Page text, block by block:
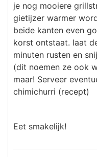
je nog mooiere
gietijzer warmer
beide kanten even
korst ontstaat. laat
minuten rusten en
(dit noemen ze ook
maar! Serveer
chimichurri (recept)
Eet smakelijk!